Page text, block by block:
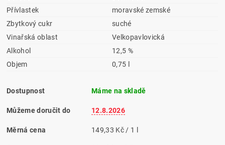
Přívlastek
moravské zemské
Zbytkový cukr
suché
Vinařská oblast
Velkopavlovická
Alkohol
12,5 %
Objem
0,75 l
Dostupnost Máme na skladě
Můžeme doručit do 12.8.2026
Měrná cena 149,33 Kč / 1 l